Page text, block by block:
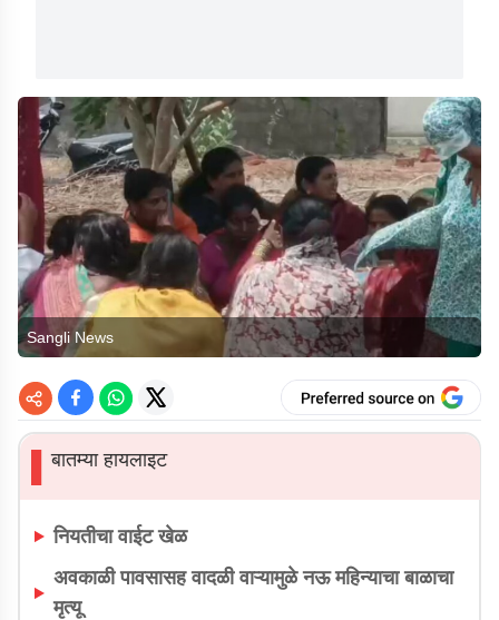
Sangli News
▌बातम्या हायलाइट
नियतीचा वाईट खेळ
अवकाळी पावसासह वादळी वाऱ्यामुळे नऊ महिन्याचा बाळाचा
मृत्यू